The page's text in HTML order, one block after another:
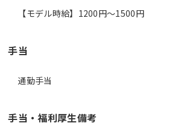
【モデル時給】1200円〜1500円
手当
通勤手当
手当・福利厚生備考